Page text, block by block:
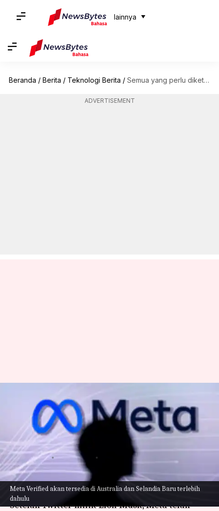
lainnya
Beranda / Berita / Teknologi Berita / Semua yang perlu diketahui tentang Meta Verified: Persyaratan, keunggulan, dan ketersediaan
ADVERTISEMENT
Meta Verified akan tersedia di Australia dan Selandia Baru terlebih
dahulu
Semua yang perlu diketahui
tentang Meta Verified:
Persyaratan, keunggulan, dan
ketersediaan
menulis Bob Feb 21, 2023
Apa ceritanya
Setelah Twitter milik Elon Musk, Meta telah